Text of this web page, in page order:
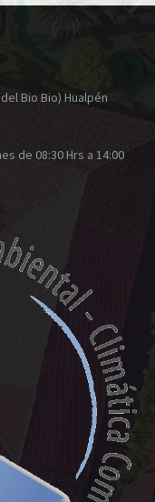
Bio Bio) Hualpén
de 08:30 Hrs a 14:00